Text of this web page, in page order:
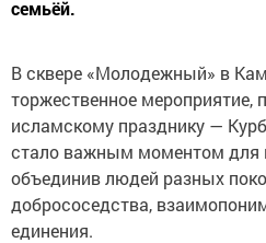
семьёй.
В сквере «Молодежный» в
торжественное мероприятие,
исламскому празднику —
стало важным моментом для
объединив людей разных
добрососедства,
единения.